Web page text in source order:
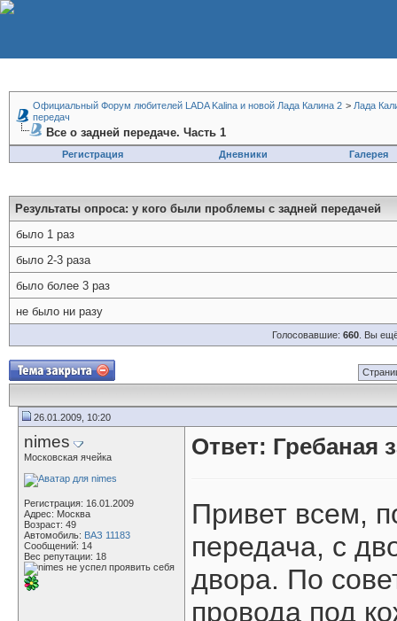
Официальный Форум любителей LADA Kalina и новой Лада Калина 2 > Лада
передач
Все о задней передаче. Часть 1
Регистрация Дневники Галерея
Результаты опроса: у кого были проблемы с задней передачей
было 1 раз
было 2-3 раза
было более 3 раз
не было ни разу
Голосовавшие: 660 . Вы
26.01.2009, 10:20
nimes
Московская ячейка
Регистрация: 16.01.2009
Адрес: Москва
Возраст: 49
Автомобиль: ВАЗ 11183
Сообщений: 14
Вес репутации: 18
Ответ: Гребаная
Привет всем,
передача, с
двора. По
провода под